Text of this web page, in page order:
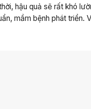
hậu quả sẽ rất khó
mầm bệnh phát triển.